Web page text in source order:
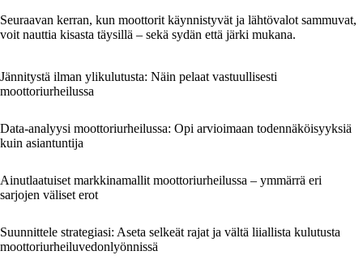
Seuraavan kerran, kun moottorit käynnistyvät ja lähtövalot sammuvat,
voit nauttia kisasta täysillä – sekä sydän että järki mukana.
Jännitystä ilman ylikulutusta: Näin pelaat vastuullisesti
moottoriurheilussa
Data-analyysi moottoriurheilussa: Opi arvioimaan todennäköisyyksiä
kuin asiantuntija
Ainutlaatuiset markkinamallit moottoriurheilussa – ymmärrä eri
sarjojen väliset erot
Suunnittele strategiasi: Aseta selkeät rajat ja vältä liiallista kulutusta
moottoriurheiluvedonlyönnissä